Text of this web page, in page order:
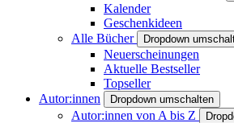
Kalender
Geschenkideen
Alle Bücher
Dropdown
Neuerscheinungen
Aktuelle Bestseller
Topseller
Autor:innen
Dropdown umschalten
Autor:innen von A bis Z